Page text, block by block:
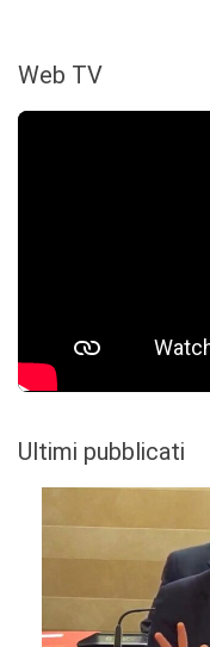
Web TV
Ultimi pubblicati